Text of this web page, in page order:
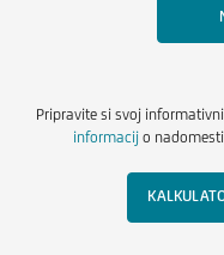
Pripravite si svoj
informacij o